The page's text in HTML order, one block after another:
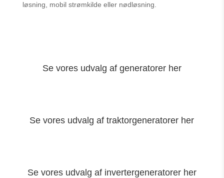
løsning, mobil strømkilde eller nødløsning.
Se vores udvalg af generatorer her
Se vores udvalg af traktorgeneratorer her
Se vores udvalg af invertergeneratorer her